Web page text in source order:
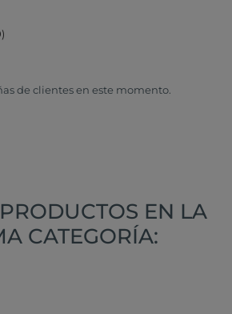
de clientes en este momento.
EN LA
CATEGORÍA: